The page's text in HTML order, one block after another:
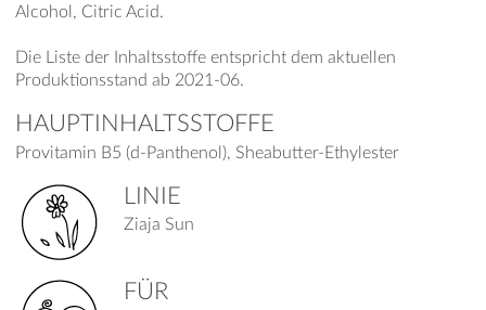
Alcohol, Citric Acid.
Die Liste der Inhaltsstoffe entspricht dem aktuellen
Produktionsstand ab 2021-06.
HAUPTINHALTSSTOFFE
Provitamin B5 (d-Panthenol), Sheabutter-Ethylester
LINIE
Ziaja Sun
FÜR